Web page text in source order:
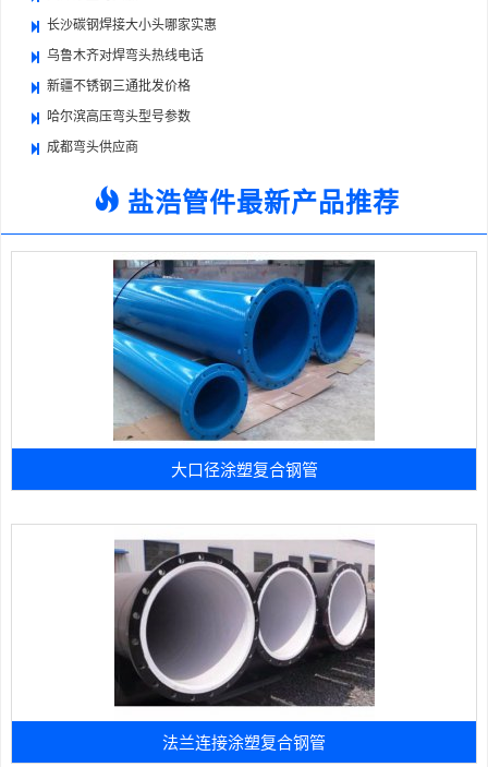
长沙碳钢焊接大小头哪家实惠
乌鲁木齐对焊弯头热线电话
新疆不锈钢三通批发价格
哈尔滨高压弯头型号参数
成都弯头供应商
盐浩管件最新产品推荐
大口径涂塑复合钢管
法兰连接涂塑复合钢管